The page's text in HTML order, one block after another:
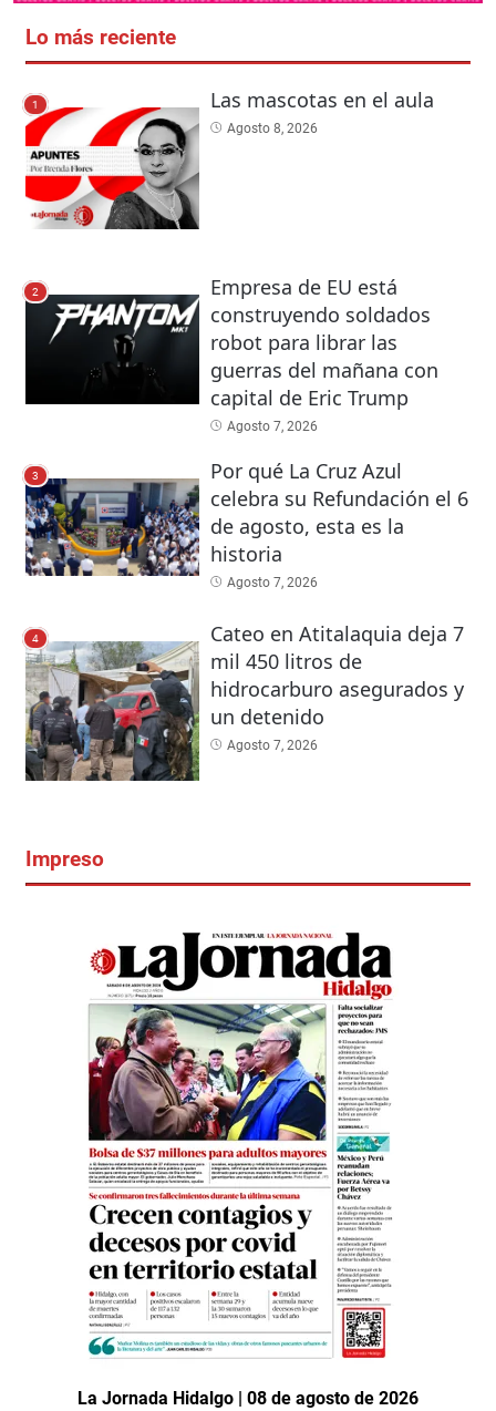
Lo más reciente
1 Las mascotas en el aula
Agosto 8, 2026
2
Empresa de EU está
construyendo soldados
robot para librar las
guerras del mañana con
capital de Eric Trump
Agosto 7, 2026
3
Por qué La Cruz Azul
celebra su Refundación el 6
de agosto, esta es la
historia
Agosto 7, 2026
4
Cateo en Atitalaquia deja 7
mil 450 litros de
hidrocarburo asegurados y
un detenido
Agosto 7, 2026
Impreso
La Jornada Hidalgo | 08 de agosto de 2026